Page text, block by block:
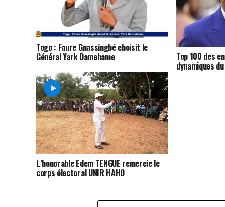
Togo : Faure Gnassingbé choisit le
Général Yark Damehame Top 100 des
dynamiques
L’honorable Edem TENGUE remercie le
corps électoral UNIR HAHO